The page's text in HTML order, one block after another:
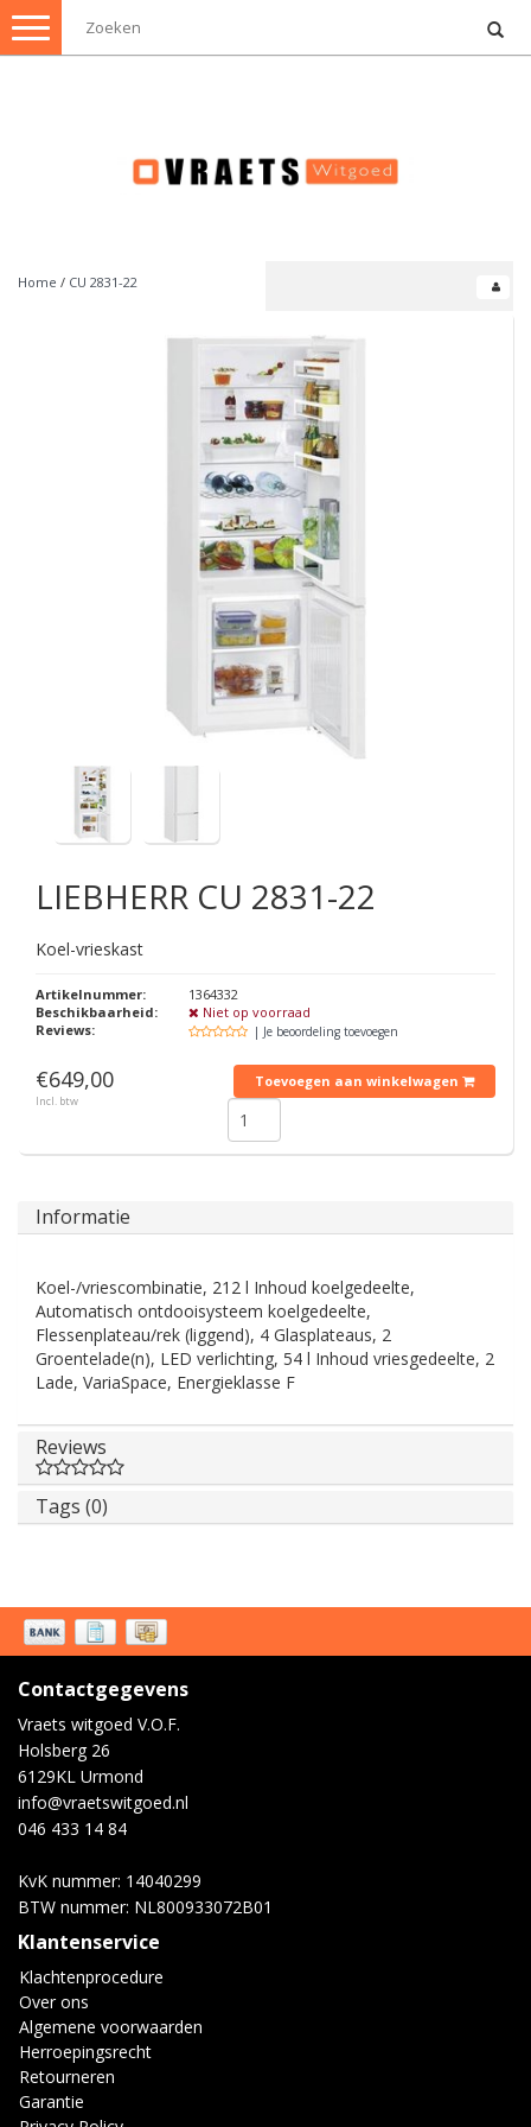
Toggle
navigation
Home / CU 2831-22
LIEBHERR CU 2831-22
Koel-vrieskast
Artikelnummer:
1364332
Beschikbaarheid:
Niet op voorraad
Reviews:
| Je beoordeling toevoegen
€649,00
Incl. btw
Toevoegen aan winkelwagen
Informatie
Koel-/vriescombinatie, 212 l Inhoud koelgedeelte,
Automatisch ontdooisysteem koelgedeelte,
Flessenplateau/rek (liggend), 4 Glasplateaus, 2
Groentelade(n), LED verlichting, 54 l Inhoud vriesgedeelte, 2
Lade, VariaSpace, Energieklasse F
Reviews
Tags (0)
Contactgegevens
Vraets witgoed V.O.F.
Holsberg 26
6129KL Urmond
info@vraetswitgoed.nl
046 433 14 84
KvK nummer: 14040299
BTW nummer: NL800933072B01
Klantenservice
Klachtenprocedure
Over ons
Algemene voorwaarden
Herroepingsrecht
Retourneren
Garantie